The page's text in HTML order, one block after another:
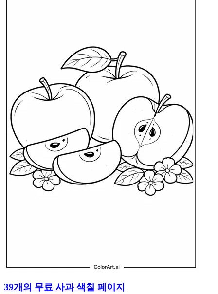
39개의 무료 사과 색칠 페이지